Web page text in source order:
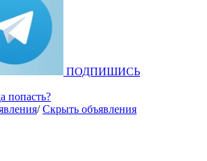
ПОДПИШИСЬ
попасть?
/Скрыть объявления